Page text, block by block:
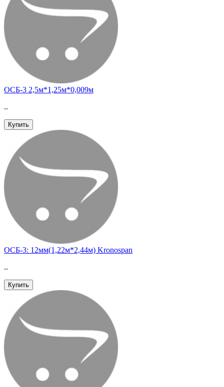
ОСБ-3 2,5м*1,25м*0,009м
..
Купить
ОСБ-3: 12мм(1,22м*2,44м) Kronospan
..
Купить